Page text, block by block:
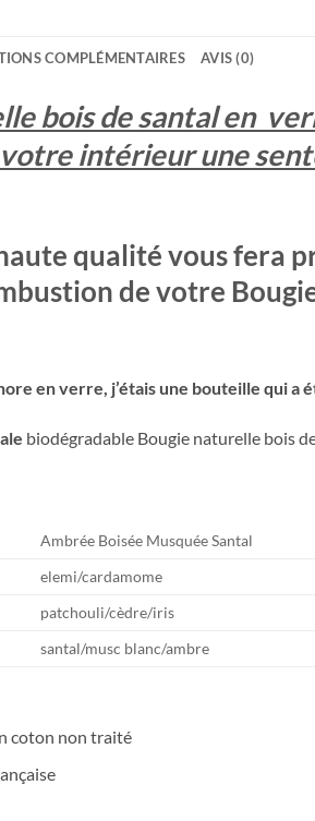
COMPLÉMENTAIRES AVIS (0)
bois de santal en
intérieur une
qualité vous fera
de votre
en verre, j’étais une bouteille qui a
biodégradable Bougie naturelle bois
Ambrée Boisée Musquée Santal
elemi/cardamome
patchouli/cèdre/iris
santal/musc blanc/ambre
coton non traité